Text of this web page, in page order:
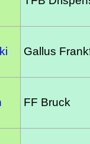
Gallus
FF Bruck